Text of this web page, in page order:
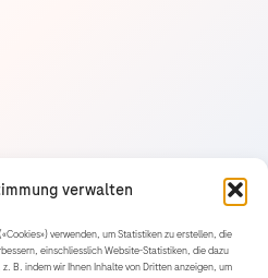
verwalten
verwenden, um Statistiken zu erstellen, die
einschliesslich Website-Statistiken, die dazu
B. indem wir Ihnen Inhalte von Dritten anzeigen, um